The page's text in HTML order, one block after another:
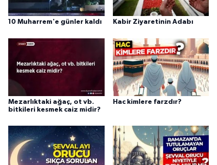
10 Muharrem'e günler kaldı Kabir Ziyaretinin Adabı
Mezarlıktaki ağaç, ot vb.
bitkileri kesmek caiz midir?
Hac kimlere farzdır?
Hatay Müftülüğü
İzmir Müftülüğü
Kahramanmaraş Müftülüğü
Karabük Müftülüğü